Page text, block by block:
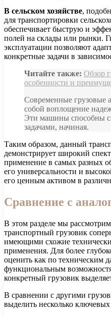
В сельском хозяйстве,
для транспортировки
обеспечивает быструю и
полей на склады или рынки.
эксплуатации позволяют
конкретные задачи в
Читайте также: Обзор
особенности и
Современные грузовые
собой воплощение
Эти машины способны
задачами, начиная.
Таким образом, данный
демонстрирует широкий
применение в самых разных
его универсальности и
его ценным активом в
Сравнение с
В этом разделе мы
транспортный грузовик
имеющими схожие
применения. Для более
оценить как по техническим
функциональным
конкретный грузовик
В сравнении с другими
выделить несколько ключевых